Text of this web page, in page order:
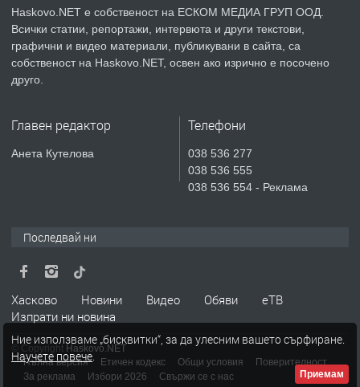
преди 3 дни
ПРЕДЛАГА
🔑 ОБЗАВЕДЕНА ГАРСОНИЕРА ПОД
НАПЪЛНО ОБЗАВЕДЕН И
преди 6 дни
Haskovo.NET е собственост на ЕСКОМ МЕДИА ГРУП ООД.
Всички статии, репортажи, интервюта и други текстови,
графични и видео материали, публикувани в сайта, са
собственост на Haskovo.NET, освен ако изрично е посочено
друго.
Главен редактор
Анета Кутелова
Телефони
038 536 277
038 536 555
038 536 554 - Реклама
Последвай ни
Хасково Новини Видео Обяви
еТВ
Изпрати ни новина
© Copyright Haskovo.NET
Пълна версия
Етичен кодекс Общи условия
Поверителност
За реклама
Избори 2026 Свържи се с нас
Ние използваме „бисквитки“, за да улесним вашето сърфиране.
Научете повече.
Приемам